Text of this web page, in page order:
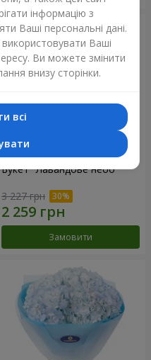
Букет "Лавандове небо"
3 227 грн
Замовити
інформацію з
Ваші персональні дані.
Ваші
Ви можете змінити
внизу сторінки.
всі